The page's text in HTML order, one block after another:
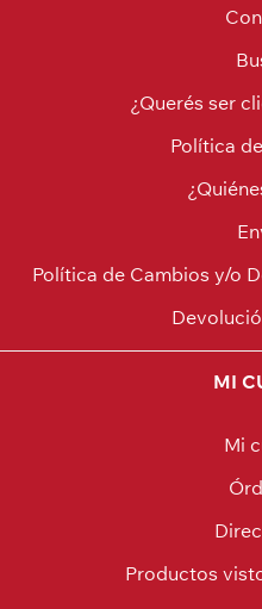
¿Querés ser
Política
Política de Cambios y/o
MI
Mi
Productos